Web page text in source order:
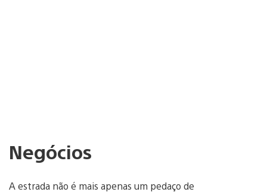
Negócios
A estrada não é mais apenas um pedaço de